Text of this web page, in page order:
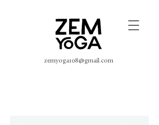
zemyoga108@gmail.com